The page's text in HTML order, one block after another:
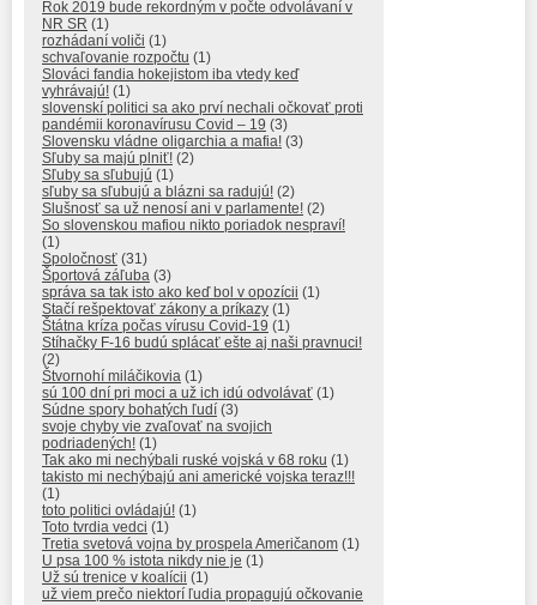
Rok 2019 bude rekordným v počte odvolávaní v
NR SR (1)
rozhádaní voliči (1)
schvaľovanie rozpočtu (1)
Slováci fandia hokejistom iba vtedy keď
vyhrávajú! (1)
slovenskí politici sa ako prví nechali očkovať proti
pandémii koronavírusu Covid – 19 (3)
Slovensku vládne oligarchia a mafia! (3)
Sľuby sa majú plniť! (2)
Sľuby sa sľubujú (1)
sľuby sa sľubujú a blázni sa radujú! (2)
Slušnosť sa už nenosí ani v parlamente! (2)
So slovenskou mafiou nikto poriadok nespraví!
(1)
Spoločnosť (31)
Športová záľuba (3)
správa sa tak isto ako keď bol v opozícii (1)
Stačí rešpektovať zákony a príkazy (1)
Štátna kríza počas vírusu Covid-19 (1)
Stíhačky F-16 budú splácať ešte aj naši pravnuci!
(2)
Štvornohí miláčikovia (1)
sú 100 dní pri moci a už ich idú odvolávať (1)
Súdne spory bohatých ľudí (3)
svoje chyby vie zvaľovať na svojich
podriadených! (1)
Tak ako mi nechýbali ruské vojská v 68 roku (1)
takisto mi nechýbajú ani americké vojska teraz!!!
(1)
toto politici ovládajú! (1)
Toto tvrdia vedci (1)
Tretia svetová vojna by prospela Američanom (1)
U psa 100 % istota nikdy nie je (1)
Už sú trenice v koalícii (1)
už viem prečo niektorí ľudia propagujú očkovanie